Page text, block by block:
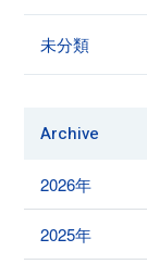
未分類
Archive
2026年
2025年